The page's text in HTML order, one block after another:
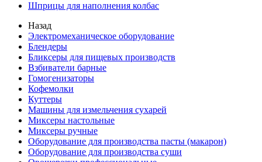
Шприцы для наполнения колбас
Назад
Электромеханическое оборудование
Блендеры
Бликсеры для пищевых производств
Взбиватели барные
Гомогенизаторы
Кофемолки
Куттеры
Машины для измельчения сухарей
Миксеры настольные
Миксеры ручные
Оборудование для производства пасты (макарон)
Оборудование для производства суши